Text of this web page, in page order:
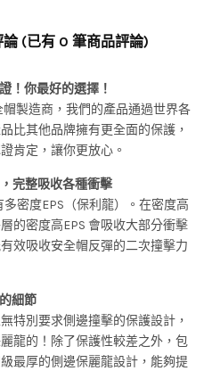
論 (已有 0 筆商品評論)
！你最好的選擇！
製造商，我們的產品通過世界各
比其他品牌擁有更全面的保護，
肯定，讓你更放心。
完整吸收各種衝擊
多密度EPS（保利龍）。在密度高
的密度高EPS 會吸收大部分衝擊
效吸收安全帽反彈的二次撞擊力
細節
特別要求側邊撞擊的保護設計，
龍的！除了保護性較差之外，包
最厚的側邊保麗龍設計，能夠提